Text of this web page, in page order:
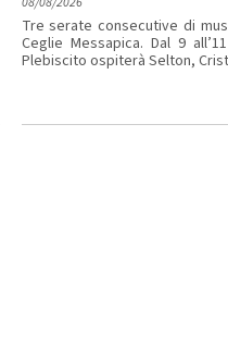
Tre serate consecutive di
Ceglie Messapica. Dal 9
Plebiscito ospiterà Selton,